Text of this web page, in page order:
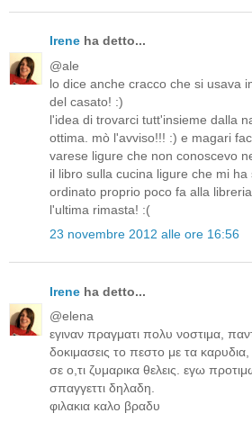
Irene ha detto...
@ale
lo dice anche cracco che si usava
del casato! :)
l'idea di trovarci tutt'insieme dalla
ottima. mò l'avviso!!! :) e magari
varese ligure che non conoscevo
il libro sulla cucina ligure che mi
ordinato proprio poco fa alla
l'ultima rimasta! :(
23 novembre 2012 alle ore 16:56
Irene ha detto...
@elena
εγιναν πραγματι πολυ νοστιμα,
δοκιμασεις το πεστο με τα
σε ο,τι ζυμαρικα θελεις. εγω
σπαγγεττι δηλαδη.
φιλακια καλο βραδυ